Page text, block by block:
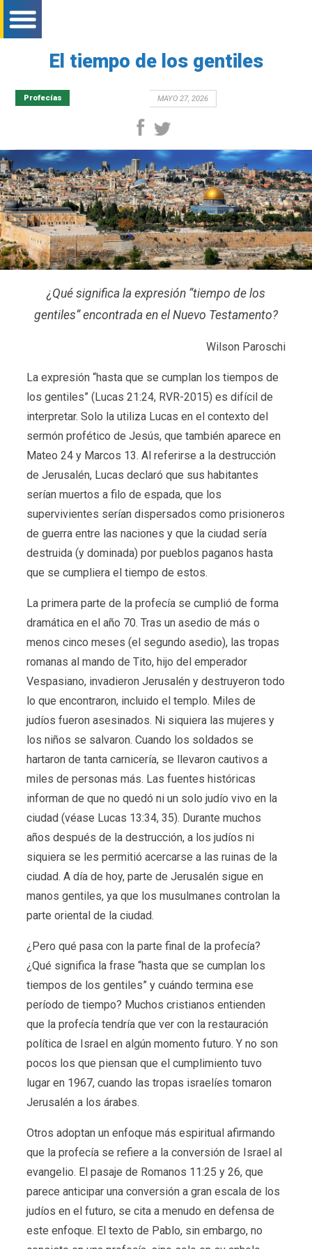
bar menu mobile
bar menu mobile
bar menu mobile
El tiempo de los gentiles
Profecías MAYO 27, 2026
facebook
¿Qué significa la expresión “tiempo de los
gentiles” encontrada en el Nuevo Testamento?
Wilson Paroschi
La expresión “hasta que se cumplan los tiempos de
los gentiles” (Lucas 21:24, RVR-2015) es difícil de
interpretar. Solo la utiliza Lucas en el contexto del
sermón profético de Jesús, que también aparece en
Mateo 24 y Marcos 13. Al referirse a la destrucción
de Jerusalén, Lucas declaró que sus habitantes
serían muertos a filo de espada, que los
supervivientes serían dispersados como prisioneros
de guerra entre las naciones y que la ciudad sería
destruida (y dominada) por pueblos paganos hasta
que se cumpliera el tiempo de estos.
La primera parte de la profecía se cumplió de forma
dramática en el año 70. Tras un asedio de más o
menos cinco meses (el segundo asedio), las tropas
romanas al mando de Tito, hijo del emperador
Vespasiano, invadieron Jerusalén y destruyeron todo
lo que encontraron, incluido el templo. Miles de
judíos fueron asesinados. Ni siquiera las mujeres y
los niños se salvaron. Cuando los soldados se
hartaron de tanta carnicería, se llevaron cautivos a
miles de personas más. Las fuentes históricas
informan de que no quedó ni un solo judío vivo en la
ciudad (véase Lucas 13:34, 35). Durante muchos
años después de la destrucción, a los judíos ni
siquiera se les permitió acercarse a las ruinas de la
ciudad. A día de hoy, parte de Jerusalén sigue en
manos gentiles, ya que los musulmanes controlan la
parte oriental de la ciudad.
¿Pero qué pasa con la parte final de la profecía?
¿Qué significa la frase “hasta que se cumplan los
tiempos de los gentiles” y cuándo termina ese
período de tiempo? Muchos cristianos entienden
que la profecía tendría que ver con la restauración
política de Israel en algún momento futuro. Y no son
pocos los que piensan que el cumplimiento tuvo
lugar en 1967, cuando las tropas israelíes tomaron
Jerusalén a los árabes.
Otros adoptan un enfoque más espiritual afirmando
que la profecía se refiere a la conversión de Israel al
evangelio. El pasaje de Romanos 11:25 y 26, que
parece anticipar una conversión a gran escala de los
judíos en el futuro, se cita a menudo en defensa de
este enfoque. El texto de Pablo, sin embargo, no